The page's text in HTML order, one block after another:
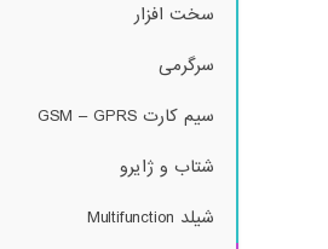
سخت افزار
سرگرمی
سیم کارت GSM – GPRS
شتاب و ژایرو
شیلد Multifunction